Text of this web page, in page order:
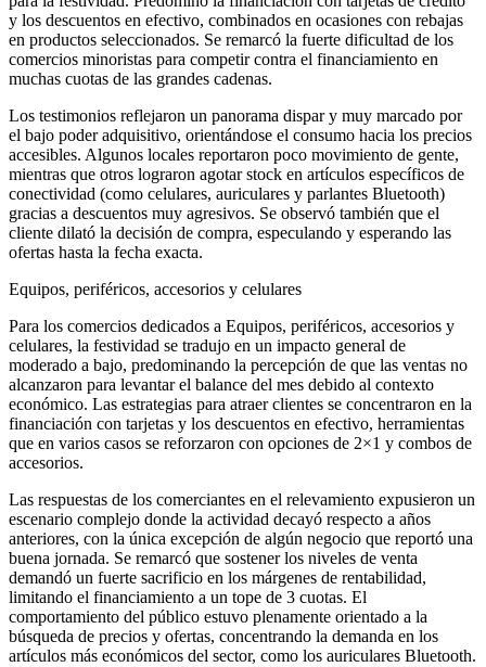
y los descuentos en efectivo, combinados en ocasiones con rebajas
en productos seleccionados. Se remarcó la fuerte dificultad de los
comercios minoristas para competir contra el financiamiento en
muchas cuotas de las grandes cadenas.
Los testimonios reflejaron un panorama dispar y muy marcado por
el bajo poder adquisitivo, orientándose el consumo hacia los precios
accesibles. Algunos locales reportaron poco movimiento de gente,
mientras que otros lograron agotar stock en artículos específicos de
conectividad (como celulares, auriculares y parlantes Bluetooth)
gracias a descuentos muy agresivos. Se observó también que el
cliente dilató la decisión de compra, especulando y esperando las
ofertas hasta la fecha exacta.
Equipos, periféricos, accesorios y celulares
Para los comercios dedicados a Equipos, periféricos, accesorios y
celulares, la festividad se tradujo en un impacto general de
moderado a bajo, predominando la percepción de que las ventas no
alcanzaron para levantar el balance del mes debido al contexto
económico. Las estrategias para atraer clientes se concentraron en la
financiación con tarjetas y los descuentos en efectivo, herramientas
que en varios casos se reforzaron con opciones de 2×1 y combos de
accesorios.
Las respuestas de los comerciantes en el relevamiento expusieron un
escenario complejo donde la actividad decayó respecto a años
anteriores, con la única excepción de algún negocio que reportó una
buena jornada. Se remarcó que sostener los niveles de venta
demandó un fuerte sacrificio en los márgenes de rentabilidad,
limitando el financiamiento a un tope de 3 cuotas. El
comportamiento del público estuvo plenamente orientado a la
búsqueda de precios y ofertas, concentrando la demanda en los
artículos más económicos del sector, como los auriculares Bluetooth.